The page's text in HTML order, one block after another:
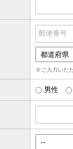
郵便番号
※ご入力いた
男性